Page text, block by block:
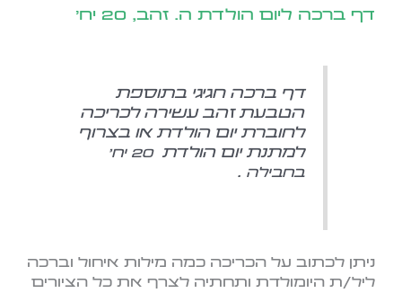
דף ברכה ליום הולדת ה. זהב, 20 יח'
דף ברכה חגיגי בתוספת
הטבעת זהב עשירה לכריכה
לחוברת יום הולדת או בצרוף
למתנת יום הולדת
20 יח'
בחבילה .
ניתן לכתוב על הכריכה כמה מילות איחול וברכה
ליל/ת היומולדת ותחתיה לצרף את כל הציורים